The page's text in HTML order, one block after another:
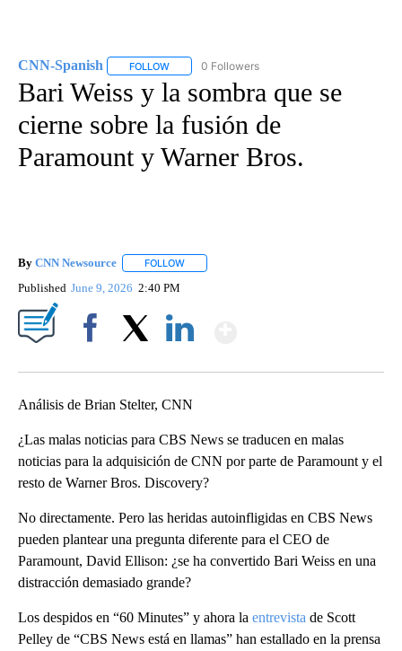
CNN-Spanish FOLLOW FOLLOW "CNN-SPANISH" TO RECEIVE
0 Followers
Bari Weiss y la sombra que se
cierne sobre la fusión de
Paramount y Warner Bros.
By CNN Newsource FOLLOW
Published June 9, 2026 2:40 PM
Análisis de Brian Stelter, CNN
¿Las malas noticias para CBS News se traducen en malas
noticias para la adquisición de CNN por parte de Paramount y el
resto de Warner Bros. Discovery?
No directamente. Pero las heridas autoinfligidas en CBS News
pueden plantear una pregunta diferente para el CEO de
Paramount, David Ellison: ¿se ha convertido Bari Weiss en una
distracción demasiado grande?
Los despidos en “60 Minutes” y ahora la entrevista de Scott
Pelley de “CBS News está en llamas” han estallado en la prensa